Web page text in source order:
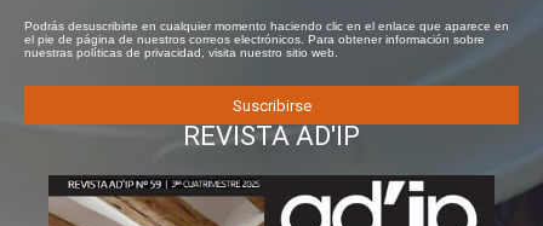
Podrás desuscribirte en cualquier momento haciendo clic en el enlace que aparece en
el pie de página de nuestros correos electrónicos. Para obtener información sobre
nuestras políticas de privacidad, visita nuestro sitio web.
REVISTA AD'IP